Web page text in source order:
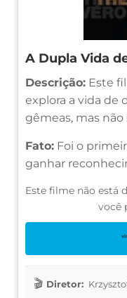
A Dupla Vida
Descrição: Este
explora a vida de
gêmeas, mas
Fato: Foi o
ganhar
Este filme não está
você
Diretor: